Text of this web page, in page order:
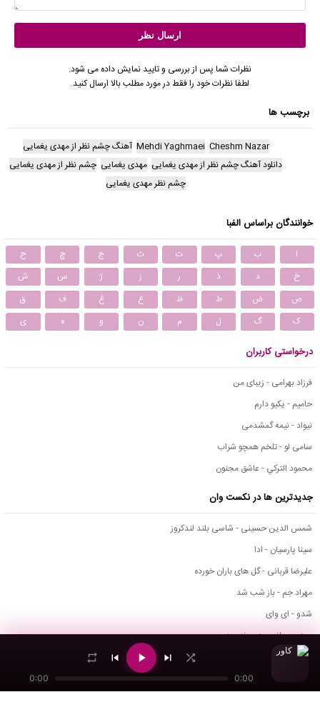
نظرات شما پس از بررسی و تایید نمایش داده می شود.
لطفا نظرات خود را فقط در مورد مطلب بالا ارسال کنید.
برچسب ها
Cheshm Nazar
Mehdi Yaghmaei آهنگ چشم نظر از مهدی یغمایی
دانلود آهنگ چشم نظر از مهدی یغمایی مهدی یغمایی چشم نظر از مهدی یغمایی
چشم نظر مهدی یغمایی
خوانندگان براساس الفبا
ا ب پ ت ث ج چ
ح
خ
د ذ ر ز ژ س
ش
ص
ض ط ظ ع غ ف
ق
ک
گ ل م ن و ه ی
درخواستی کاربران
فرزاد بهرامی - زیبای من
حامیم - یکیو دارم
نیواد - نیمه گمشدمی
سامی لو - تلخم همچو شراب
محمود التركي - عاشق مجنون
جدیدترین ها در نکست وان
شمس الدین حسینی - شاسی بلند لندکروز
سینا پارسیان - ادا
علیرضا قربانی - گل های باران خورده
مهراد جم - باز شب شد
شدو - ای وای
مهدی جهانی - دیوونه بودم
محسن چاوشی - چهل روز
دانلود اپیزود عشق عمیق از دیجی شاهین
0:00
0:00